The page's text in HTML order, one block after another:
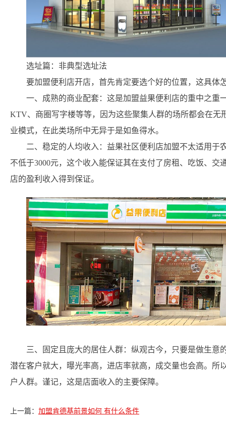
选址篇：非典型选址法
要加盟便利店开店，首先肯定要选个好的位置，这具体
一、成熟的商业配套：这是加盟益果便利店的重中之重
KTV、商圈写字楼等等，因为这些聚集人群的场所都会在
业模式，在此类场所中无异于是如鱼得水。
二、稳定的人均收入：益果社区便利店加盟不太适用
不低于3000元，这个收入能保证其在支付了房租、吃饭、
店的盈利收入得到保证。
三、固定且庞大的居住人群：纵观古今，只要是做生
潜在客户就大，曝光率高，进店率就高，成交量也会高。所
户人群。谨记，这是店面收入的主要保障。
上一篇： 加盟肯德基前景如何 有什么条件